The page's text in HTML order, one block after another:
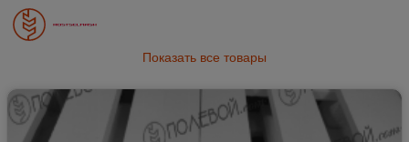
Показать все товары